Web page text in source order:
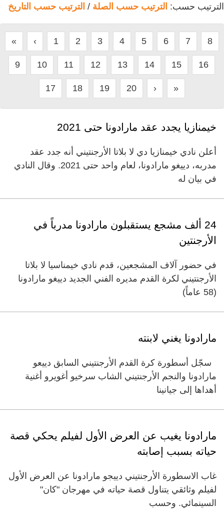
الترتيب حسب: الترتيب حسب الصلة / الترتيب حسب التاريخ
« ‹ 1 2 3 4 5 6 7 8
9 10 11 12 13 14 15 16
17 18 19 20 › »
خيمنازيا يجدد عقد مارادونا حتى 2021
أعلن نادي خيمنازيا دي لا بلاتا الأرجنتيني أنه جدد عقد
مدربه، دييغو مارادونا، لعام واحد حتى 2021. وقال النادي
في بيان له
24 ألف مشجع يستقبلون مارادونا مدرباً في
الأرجنتين
في حضور آلاف المشجعين، قدم نادي خيمناسيا لا بلاتا
الأرجنتيني لكرة القدم مديره الفني الجديد دييغو مارادونا
(‏58 عاماً)‏
مارادونا يغني لابنته
سجّل أسطورة كرة القدم الأرجنتيني السابق دييعو
مارادونا والنجم الأرجنتيني الشاب سرخيو أغويرو أغنية
أهداها إلى جيانينا
مارادونا يغيب عن العرض الأول لفيلم يحكي قصة
حياته بسبب إصابته
غاب الاسطورة الأرجنتيني دييجو مارادونا عن العرض الأول
لفيلم وثائقي يتناول قصة حياته في مهرجان "كان"
السينمائي. وحسب